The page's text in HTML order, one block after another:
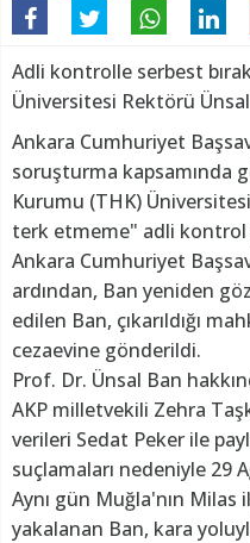
Adli kontrolle serbest
Üniversitesi Rektörü
Ankara Cumhuriyet
soruşturma kapsamında
Kurumu (THK)
terk etmeme" adli kontrol
Ankara Cumhuriyet
ardından, Ban yeniden
edilen Ban, çıkarıldığı
cezaevine gönderildi.
Prof. Dr. Ünsal Ban
AKP milletvekili Zehra
verileri Sedat Peker ile
suçlamaları nedeniyle 29
Aynı gün Muğla'nın
yakalanan Ban, kara